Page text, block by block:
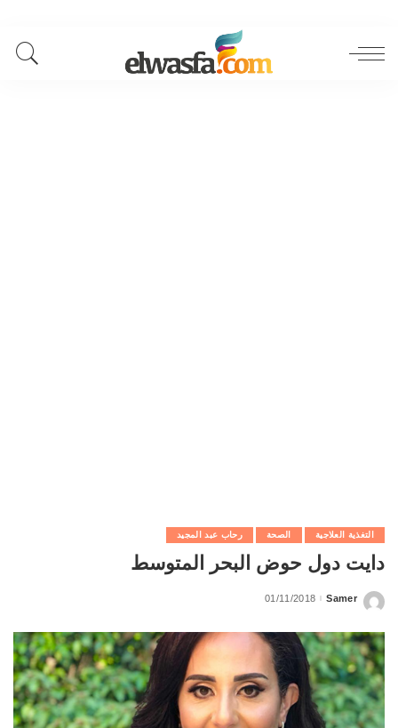
التغذية العلاجية الصحة رحاب عبد المجيد
دايت دول حوض البحر المتوسط
Posted
Samer
01/11/2018